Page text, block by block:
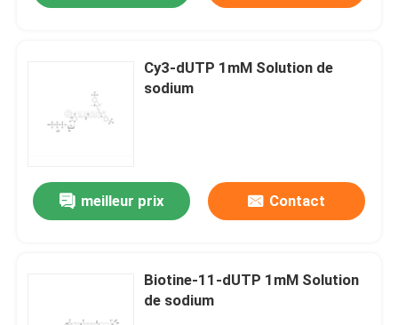
Cy3-dUTP 1mM Solution de
sodium
meilleur prix Contact
Biotine-11-dUTP 1mM Solution
de sodium